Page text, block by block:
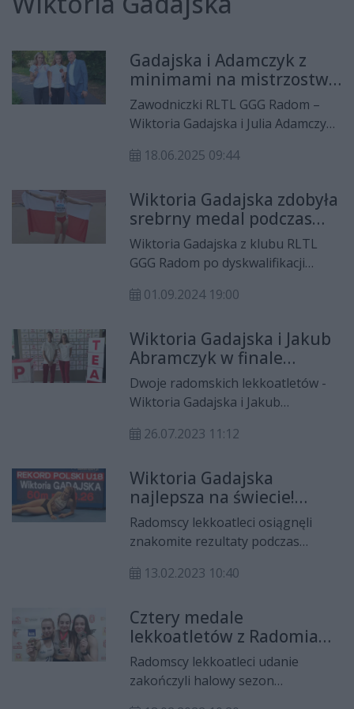
Gadajska i Adamczyk z
minimami na mistrzostwa
Europy
Zawodniczki RLTL GGG Radom –
Wiktoria Gadajska i Julia Adamczyk
najważniejsze imprezy sezonu.
18.06.2025 09:44
Wiktoria Gadajska zdobyła
srebrny medal podczas
lekkoatletycznych
mistrzostw świata U20!
Wiktoria Gadajska z klubu RLTL
GGG Radom po dyskwalifikacji
ostatecznie srebrny medal w biegu
podczas lekkoatletycznych
mistrzostw świata U20 w Peru.
01.09.2024 19:00
Wiktoria Gadajska i Jakub
Abramczyk w finale
European Youth Olympic
Festival
Dwoje radomskich lekkoatletów -
Wiktoria Gadajska i Jakub
na European Youth Olympic
się w Mariborze.
26.07.2023 11:12
Wiktoria Gadajska
najlepsza na świecie!
Świetne wyniki
radomskich lekkoatletów
Radomscy lekkoatleci osiągnęli
znakomite rezultaty podczas
18 i 20 zdobywając osiem medali.
światowych tabel!
13.02.2023 10:40
Cztery medale
lekkoatletów z Radomia
na halowych
mistrzostwach Polski
Radomscy lekkoatleci udanie
zakończyli halowy sezon